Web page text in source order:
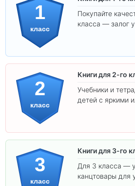
1
класс
Покупайте
класса — залог
2
класс
Книги для 2-го
Учебники и
детей с яркими
3
класс
Книги для 3-го
Для 3 класса —
канцтовары для